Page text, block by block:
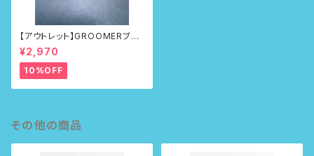
【アウトレット】GROOMERブラ
シ No.100First
¥2,970
10%OFF
その他の商品